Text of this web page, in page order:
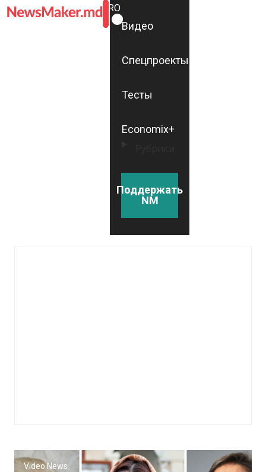
ROMÂNĂ
RU
Видео
Спецпроекты
Тесты
Economix+
Поддержать
NM
Video News